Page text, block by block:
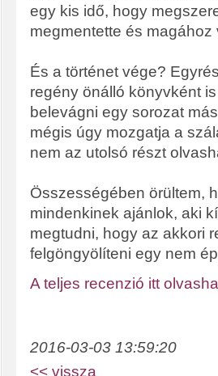
egy kis idő, hogy
megmentette és
És a történet vége?
regény önálló könyvként
belevágni egy sorozat
mégis úgy mozgatja a
nem az utolsó részt
Összességében örültem,
mindenkinek ajánlok, aki
megtudni, hogy az akkori
felgöngyölíteni egy nem
A teljes recenzió itt
2016-03-03 13:59:20
<< vissza